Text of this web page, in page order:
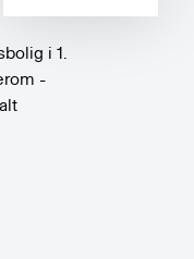
i 1.
-